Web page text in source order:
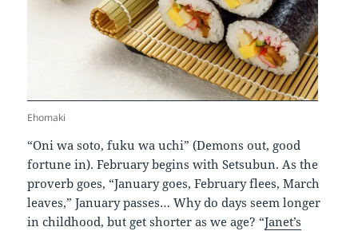
Ehomaki
“Oni wa soto, fuku wa uchi” (Demons out, good
fortune in). February begins with Setsubun. As the
proverb goes, “January goes, February flees, March
leaves,” January passes… Why do days seem longer
in childhood, but get shorter as we age? “Janet’s